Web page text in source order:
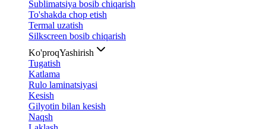
Sublimatsiya bosib chiqarish
To'shakda chop etish
Termal uzatish
Silkscreen bosib chiqarish
Ko'proqYashirish
Tugatish
Katlama
Rulo laminatsiyasi
Kesish
Gilyotin bilan kesish
Naqsh